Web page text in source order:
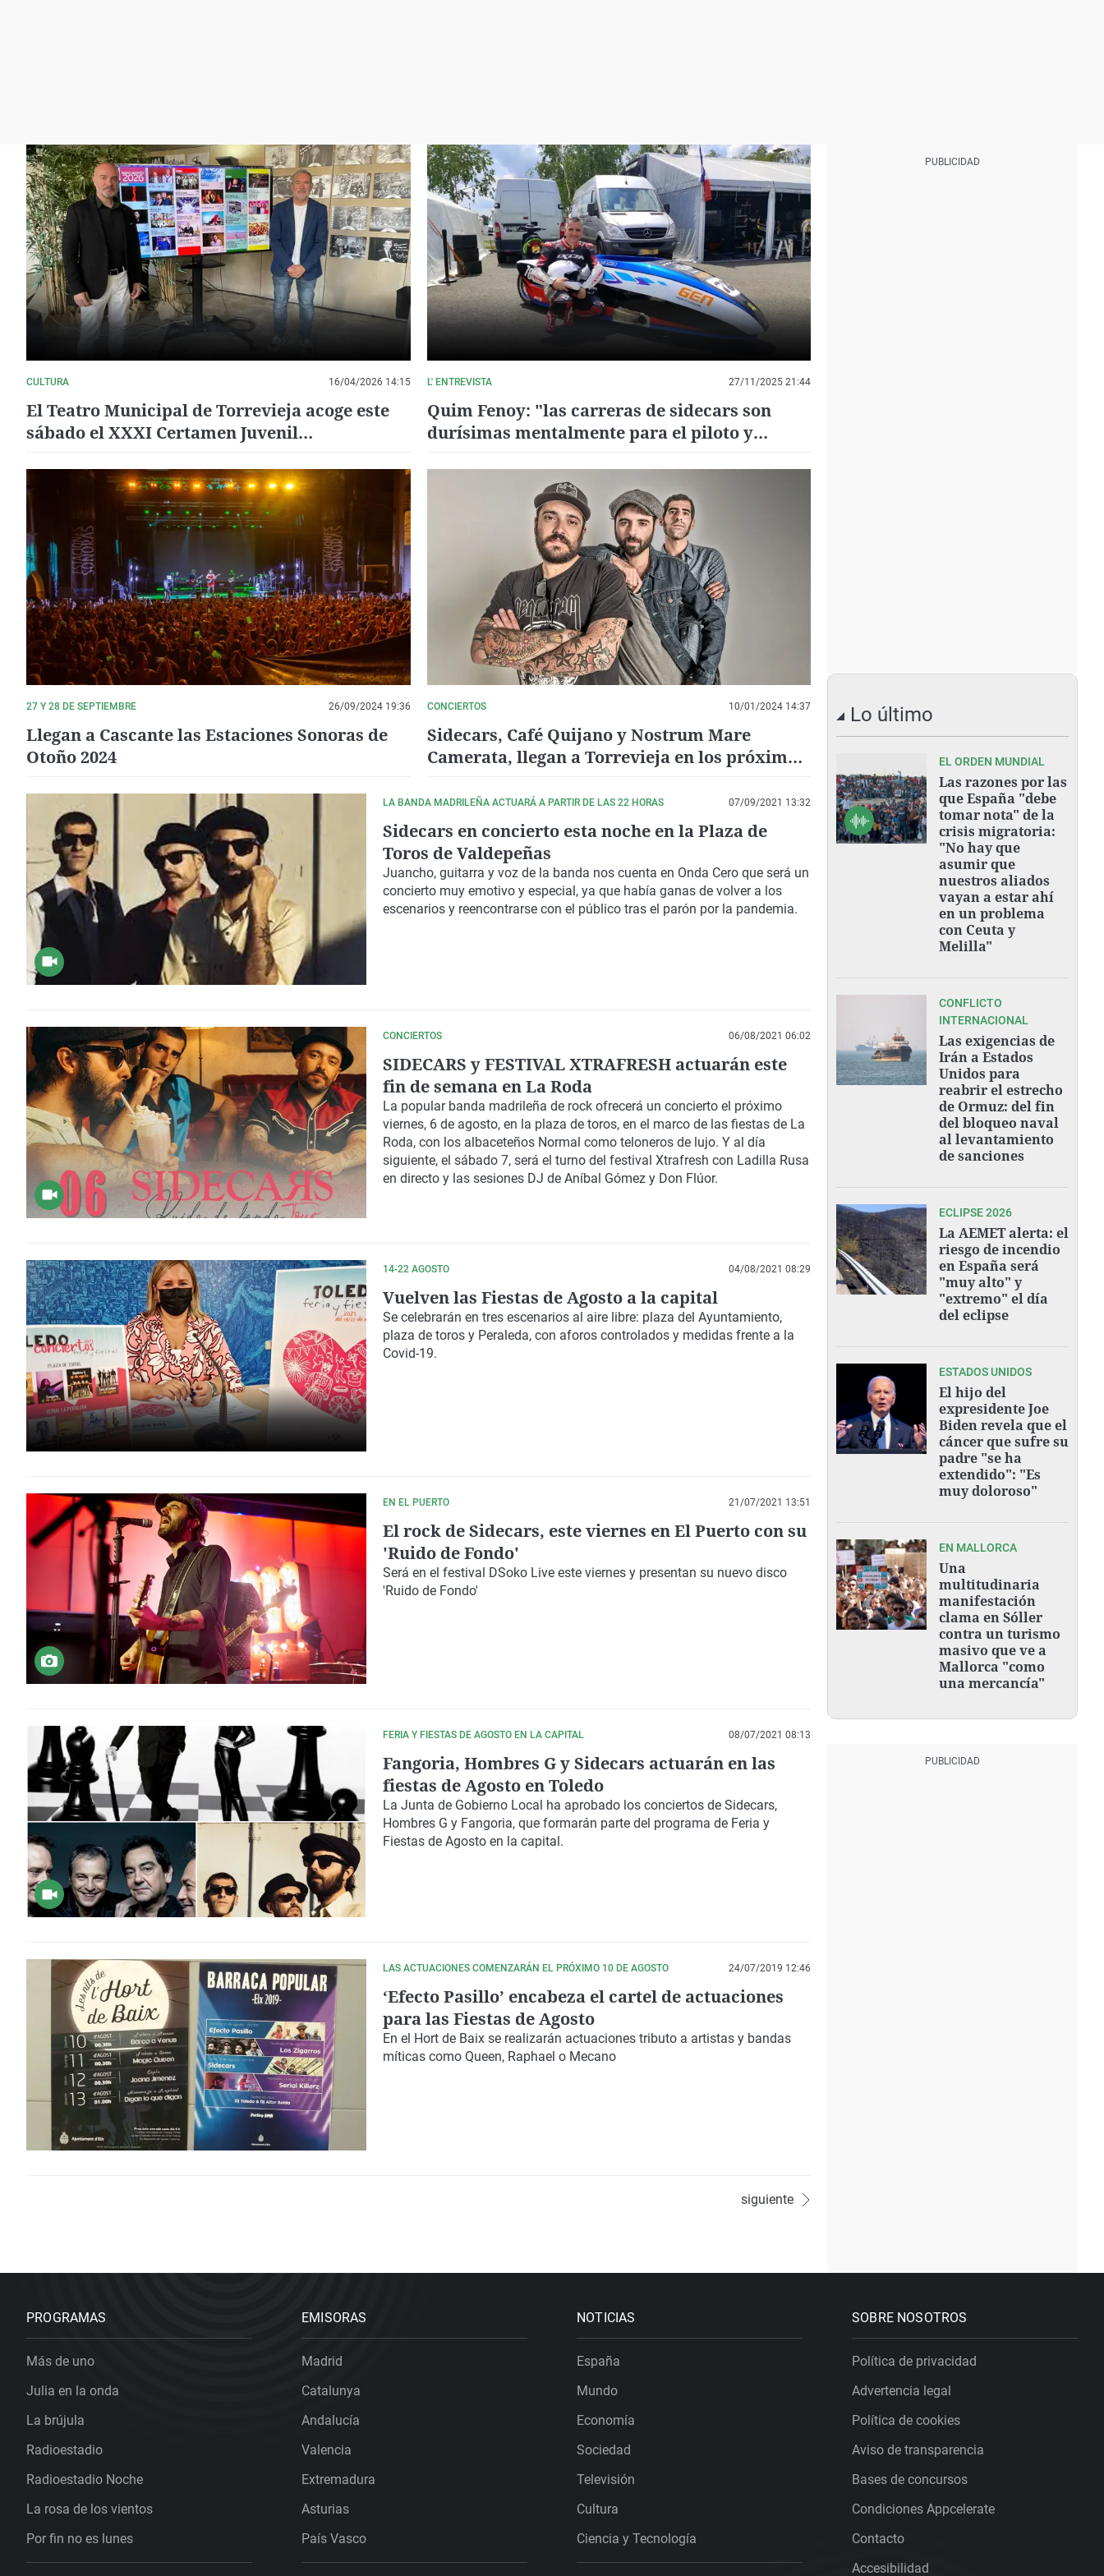
CULTURA 16/04/2026 14:15
El Teatro Municipal de Torrevieja acoge este
sábado el XXXI Certamen Juvenil
L' ENTREVISTA 27/11/2025 21:44
Quim Fenoy: "las carreras de sidecars son
durísimas mentalmente para el piloto y
27 Y 28 DE SEPTIEMBRE 26/09/2024 19:36
Llegan a Cascante las Estaciones Sonoras de
Otoño 2024
CONCIERTOS 10/01/2024 14:37
Sidecars, Café Quijano y Nostrum Mare
Camerata, llegan a Torrevieja en los próximos
LA BANDA MADRILEÑA ACTUARÁ A PARTIR DE LAS 22 HORAS 07/09/2021 13:32
Sidecars en concierto esta noche en la Plaza de
Toros de Valdepeñas
Juancho, guitarra y voz de la banda nos cuenta en Onda Cero que será un
concierto muy emotivo y especial, ya que había ganas de volver a los
escenarios y reencontrarse con el público tras el parón por la pandemia.
CONCIERTOS 06/08/2021 06:02
SIDECARS y FESTIVAL XTRAFRESH actuarán este
fin de semana en La Roda
La popular banda madrileña de rock ofrecerá un concierto el próximo
viernes, 6 de agosto, en la plaza de toros, en el marco de las fiestas de La
Roda, con los albaceteños Normal como teloneros de lujo. Y al día
siguiente, el sábado 7, será el turno del festival Xtrafresh con Ladilla Rusa
en directo y las sesiones DJ de Aníbal Gómez y Don Flúor.
14-22 AGOSTO 04/08/2021 08:29
Vuelven las Fiestas de Agosto a la capital
Se celebrarán en tres escenarios al aire libre: plaza del Ayuntamiento,
plaza de toros y Peraleda, con aforos controlados y medidas frente a la
Covid-19.
EN EL PUERTO 21/07/2021 13:51
El rock de Sidecars, este viernes en El Puerto con su
'Ruido de Fondo'
Será en el festival DSoko Live este viernes y presentan su nuevo disco
'Ruido de Fondo'
FERIA Y FIESTAS DE AGOSTO EN LA CAPITAL 08/07/2021 08:13
Fangoria, Hombres G y Sidecars actuarán en las
fiestas de Agosto en Toledo
La Junta de Gobierno Local ha aprobado los conciertos de Sidecars,
Hombres G y Fangoria, que formarán parte del programa de Feria y
Fiestas de Agosto en la capital.
LAS ACTUACIONES COMENZARÁN EL PRÓXIMO 10 DE AGOSTO 24/07/2019 12:46
‘Efecto Pasillo’ encabeza el cartel de actuaciones
para las Fiestas de Agosto
En el Hort de Baix se realizarán actuaciones tributo a artistas y bandas
míticas como Queen, Raphael o Mecano
siguiente
Lo último
EL ORDEN MUNDIAL
Las razones por las
que España "debe
tomar nota" de la
crisis migratoria:
"No hay que
asumir que
nuestros aliados
vayan a estar ahí
en un problema
con Ceuta y
Melilla"
CONFLICTO
INTERNACIONAL
Las exigencias de
Irán a Estados
Unidos para
reabrir el estrecho
de Ormuz: del fin
del bloqueo naval
al levantamiento
de sanciones
ECLIPSE 2026
La AEMET alerta: el
riesgo de incendio
en España será
"muy alto" y
"extremo" el día
del eclipse
ESTADOS UNIDOS
El hijo del
expresidente Joe
Biden revela que el
cáncer que sufre su
padre "se ha
extendido": "Es
muy doloroso"
EN MALLORCA
Una
multitudinaria
manifestación
clama en Sóller
contra un turismo
masivo que ve a
Mallorca "como
una mercancía"
PROGRAMAS
Más de uno
Julia en la onda
La brújula
Radioestadio
Radioestadio Noche
La rosa de los vientos
Por fin no es lunes
EMISORAS
Madrid
Catalunya
Andalucía
Valencia
Extremadura
Asturias
País Vasco
NOTICIAS
España
Mundo
Economía
Sociedad
Televisión
Cultura
Ciencia y Tecnología
SOBRE NOSOTROS
Política de privacidad
Advertencia legal
Política de cookies
Aviso de transparencia
Bases de concursos
Condiciones Appcelerate
Contacto
Accesibilidad